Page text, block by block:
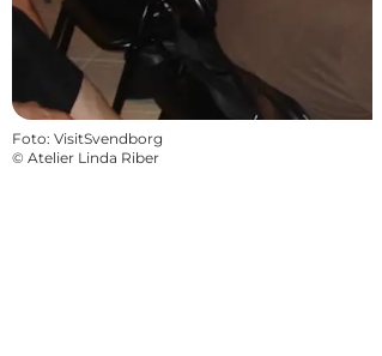
Foto: VisitSvendborg
© Atelier Linda Riber